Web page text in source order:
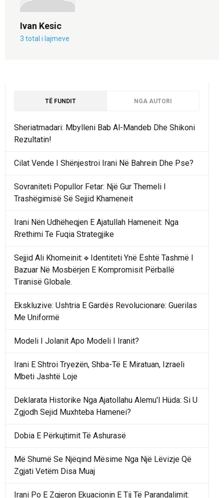
Ivan Kesic
3 total i lajmeve
TË FUNDIT NGA AUTORI
Sheriatmadari: Mbylleni Bab Al-Mandeb Dhe Shikoni
Rezultatin!
Cilat Vende I Shënjestroi Irani Në Bahrein Dhe Pse?
Sovraniteti Popullor Fetar: Një Gur Themeli I
Trashëgimisë Së Sejjid Khameneit
Irani Nën Udhëheqjen E Ajatullah Hameneit: Nga
Rrethimi Te Fuqia Strategjike
Sejjid Ali Khomeinit:🔹Identiteti Ynë Është Tashmë I
Bazuar Në Mosbërjen E Kompromisit Përballë
Tiranisë Globale.
Ekskluzive: Ushtria E Gardës Revolucionare: Guerilas
Me Uniformë
Modeli I Jolanit Apo Modeli I Iranit?
Irani E Shtroi Tryezën, Shba-Të E Miratuan, Izraeli
Mbeti Jashtë Loje
Deklarata Historike Nga Ajatollahu Alemu'l Hüda: Si U
Zgjodh Sejid Muxhteba Hamenei?
Dobia E Përkujtimit Të Ashurasë
Më Shumë Se Njëqind Mësime Nga Një Lëvizje Që
Zgjati Vetëm Disa Muaj
Irani Po E Zgjeron Ekuacionin E Tij Të Parandalimit: